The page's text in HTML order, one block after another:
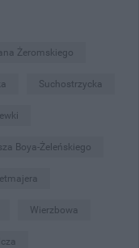
Żeromskiego
Suchostrzycka
Boya-Żeleńskiego
Wierzbowa